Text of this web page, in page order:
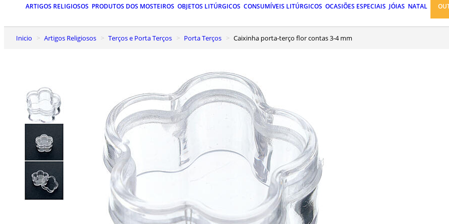
ARTIGOS RELIGIOSOS PRODUTOS DOS MOSTEIROS OBJETOS LITÚRGICOS CONSUMÍVEIS LITÚRGICOS OCASIÕES ESPECIAIS JÓIAS NATAL
Inicio Artigos Religiosos Terços e Porta Terços Porta Terços Caixinha porta-terço flor contas 3-4 mm